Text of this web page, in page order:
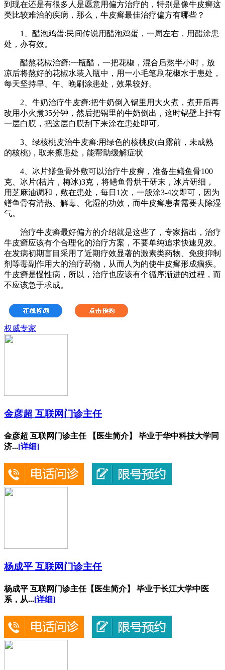
到现在还是有很多人是愿意用偏方治疗的，特别是像牛皮癣这
类比较难治的疾病，那么，牛皮癣最佳治疗偏方有哪些？
1、醋泡鸡蛋:民间传说用醋泡鸡蛋，一周左右，用醋涂患
处，亦有效。
醋熬花椒治癣:一瓶醋，一把花椒，混合后熬半小时，放
凉后将熬好的花椒水装入瓶中，用一小毛笔刷花椒水于患处，
每天坚持早、午、晚刷涂患处，效果较好。
2、牛奶治疗牛皮癣:把牛奶倒入锅里用大火煮，煮开后再
改用小火煮35分钟，然后把锅里的牛奶倒出，这时锅壁上挂有
一层白膜，把这层白膜刮下来涂在患处即可。
3、绿核桃皮治牛皮癣:用绿色的核桃皮(白露前，未成熟
的核桃)，取来擦患处，能帮助缓解症状
4、冰片鳝鱼骨外敷可以治疗牛皮癣，准备生鳝鱼骨100
克、冰片(桔片，梅冰)3克，将鳝鱼骨烘干研末，冰片研细，
用芝麻油调和，敷在患处，每日1次，一般涂3-4次即可，因为
鳝鱼骨有清热、解毒、化湿的功效，而牛皮癣患者需要去除湿
气。
治疗牛皮癣最好偏方的介绍就是这些了，专家指出，治疗
牛皮癣应该有个合理化的治疗方案，不要单纯追求快速见效。
在发病初期盲目采用了近期疗效显著的激素类药物、免疫抑制
剂等毒副作用大的治疗药物，从而人为的使牛皮癣形成痼疾。
牛皮癣是慢性病，所以，治疗也应该有个循序渐进的过程，而
不应该急于求成。
权威专家
金彦超 互联网门诊主任
金彦超 互联网门诊主任 【医生简介】 毕业于华中科技大学同
济...[详细]
杨成平 互联网门诊主任
杨成平 互联网门诊主任【医生简介】 毕业于长江大学中医
系，从...[详细]